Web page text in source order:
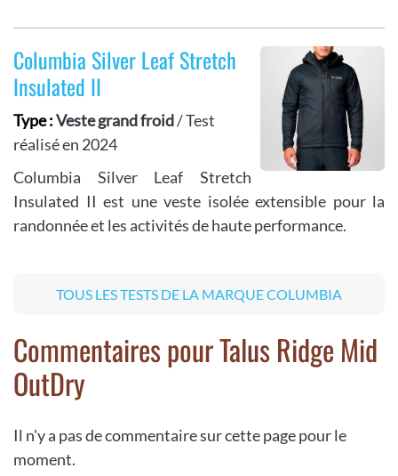
Columbia Silver Leaf Stretch
Insulated II
Type :Veste grand froid/ Test
réalisé en 2024
Columbia Silver Leaf Stretch
Insulated II est une veste isolée extensible pour la
randonnée et les activités de haute performance.
TOUS LES TESTS DE LA MARQUE COLUMBIA
Commentaires pour Talus Ridge Mid
OutDry
Il n'y a pas de commentaire sur cette page pour le
moment.